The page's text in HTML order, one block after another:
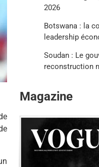
2026
Botswana : la
leadership
Soudan : Le
reconstruction
Magazine